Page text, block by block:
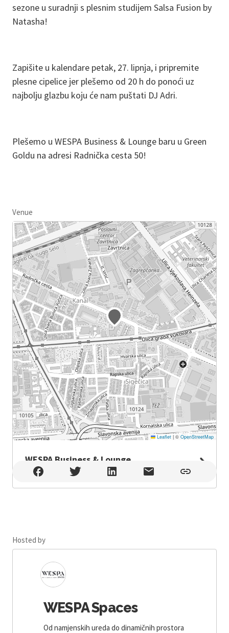
sezone u suradnji s plesnim studijem Salsa Fusion by
Natasha!
Zapišite u kalendare petak, 27. lipnja, i pripremite
plesne cipelice jer plešemo od 20 h do ponoći uz
najbolju glazbu koju će nam puštati DJ Adri.
Plešemo u WESPA Business & Lounge baru u Green
Goldu na adresi Radnička cesta 50!
Venue
Leaflet |© OpenStreetMap
WESPA Business & Lounge
WESPA Business & Lounge , Zagreb
Hosted by
WESPA Spaces
Od namjenskih ureda do dinamičnih prostora